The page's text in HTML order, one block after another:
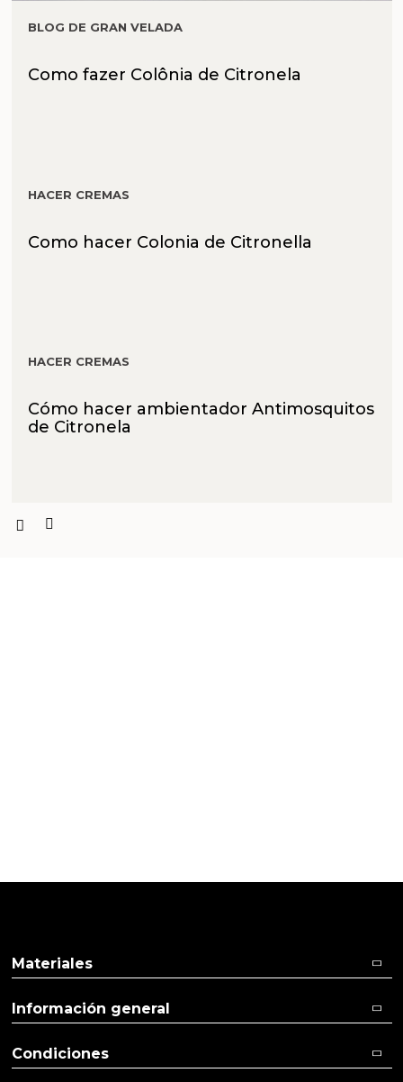
BLOG DE GRAN VELADA
Como fazer Colônia de Citronela
HACER CREMAS
Como hacer Colonia de Citronella
HACER CREMAS
Cómo hacer ambientador Antimosquitos
de Citronela
Materiales
Información general
Condiciones